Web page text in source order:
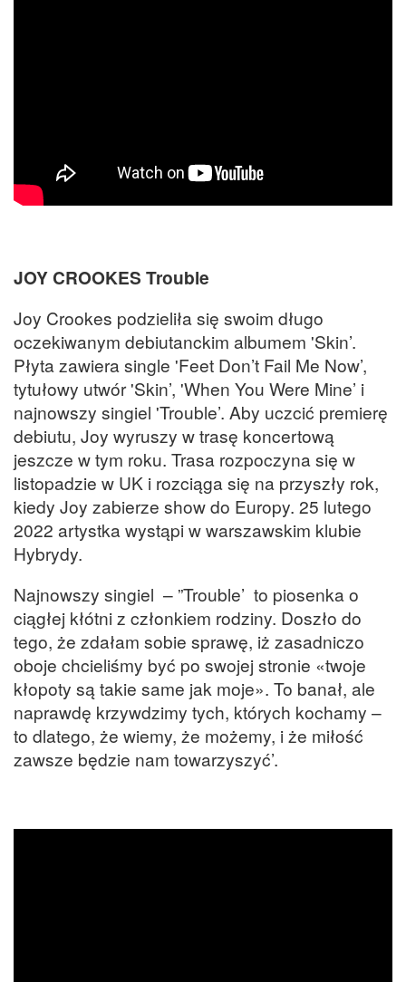
JOY CROOKES Trouble
Joy Crookes podzieliła się swoim długo
oczekiwanym debiutanckim albumem 'Skin’.
Płyta zawiera single 'Feet Don’t Fail Me Now’,
tytułowy utwór 'Skin’, 'When You Were Mine’ i
najnowszy singiel 'Trouble’. Aby uczcić premierę
debiutu, Joy wyruszy w trasę koncertową
jeszcze w tym roku. Trasa rozpoczyna się w
listopadzie w UK i rozciąga się na przyszły rok,
kiedy Joy zabierze show do Europy. 25 lutego
2022 artystka wystąpi w warszawskim klubie
Hybrydy.
Najnowszy singiel – ”Trouble’ to piosenka o
ciągłej kłótni z członkiem rodziny. Doszło do
tego, że zdałam sobie sprawę, iż zasadniczo
oboje chcieliśmy być po swojej stronie «twoje
kłopoty są takie same jak moje». To banał, ale
naprawdę krzywdzimy tych, których kochamy –
to dlatego, że wiemy, że możemy, i że miłość
zawsze będzie nam towarzyszyć’.